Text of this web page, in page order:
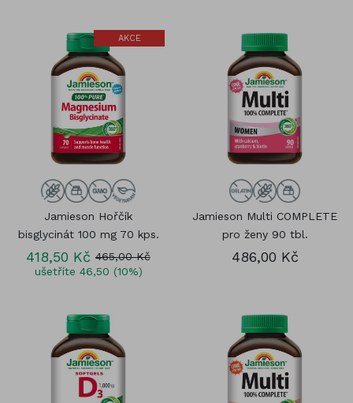
AKCE
Jamieson Hořčík
bisglycinát 100 mg 70 kps.
418,50 Kč 465,00 Kč
ušetříte 46,50 (10%)
Jamieson Multi COMPLETE
pro ženy 90 tbl.
486,00 Kč